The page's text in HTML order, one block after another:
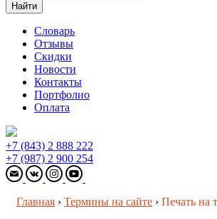
Найти
Словарь
Отзывы
Скидки
Новости
Контакты
Портфолио
Оплата
+7 (843) 2 888 222
+7 (987) 2 900 254
Главная › Термины на сайте › Печать на